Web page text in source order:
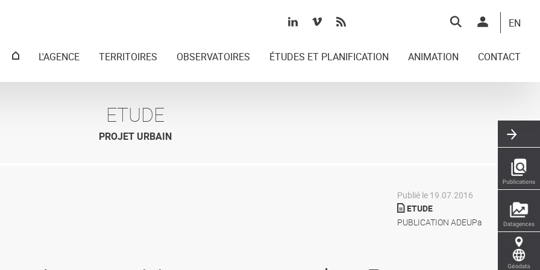
Top
EN
MenuL'AGENCE TERRITOIRES OBSERVATOIRES ÉTUDES ET PLANIFICATION ANIMATION CONTACT
ETUDE
PROJET URBAIN
Publié le 19.07.2016
ETUDE
PUBLICATION ADEUPa